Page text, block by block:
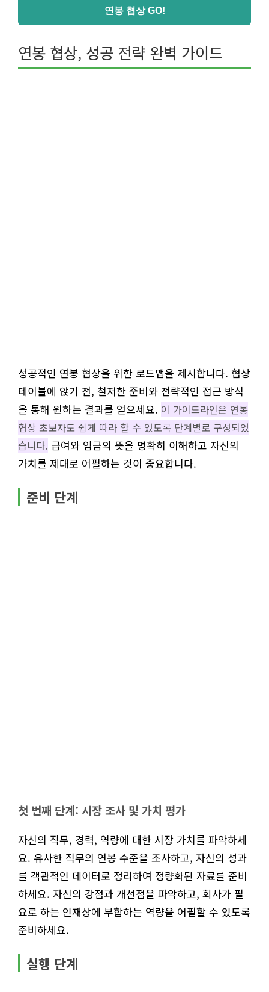
연봉 협상 GO!
연봉 협상, 성공 전략 완벽 가이드
성공적인 연봉 협상을 위한 로드맵을 제시합니다. 협상
테이블에 앉기 전, 철저한 준비와 전략적인 접근 방식
을 통해 원하는 결과를 얻으세요. 이 가이드라인은 연봉
협상 초보자도 쉽게 따라 할 수 있도록 단계별로 구성되었
습니다. 급여와 임금의 뜻을 명확히 이해하고 자신의
가치를 제대로 어필하는 것이 중요합니다.
준비 단계
첫 번째 단계: 시장 조사 및 가치 평가
자신의 직무, 경력, 역량에 대한 시장 가치를 파악하세
요. 유사한 직무의 연봉 수준을 조사하고, 자신의 성과
를 객관적인 데이터로 정리하여 정량화된 자료를 준비
하세요. 자신의 강점과 개선점을 파악하고, 회사가 필
요로 하는 인재상에 부합하는 역량을 어필할 수 있도록
준비하세요.
실행 단계